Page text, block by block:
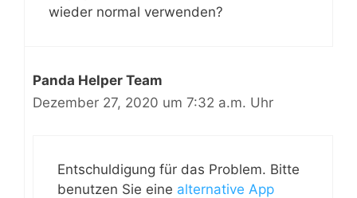
wieder normal verwenden?
Panda Helper Team
Dezember 27, 2020 um 7:32 a.m. Uhr
Entschuldigung für das Problem. Bitte
benutzen Sie eine alternative App